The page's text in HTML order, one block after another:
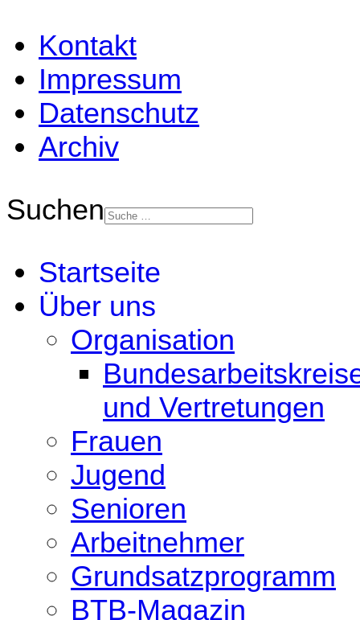
Kontakt
Impressum
Datenschutz
Archiv
Suchen
Startseite
Über uns
Organisation
und Vertretungen
Frauen
Jugend
Senioren
Arbeitnehmer
Grundsatzprogramm
BTB-Magazin